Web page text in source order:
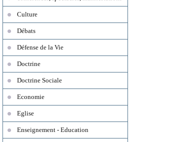
Culture
Débats
Défense de la Vie
Doctrine
Doctrine Sociale
Economie
Eglise
Enseignement - Education